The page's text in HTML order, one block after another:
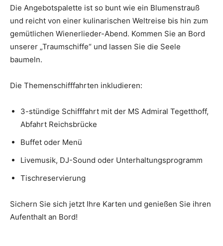
Die Angebotspalette ist so bunt wie ein Blumenstrauß
und reicht von einer kulinarischen Weltreise bis hin zum
gemütlichen Wienerlieder-Abend. Kommen Sie an Bord
unserer „Traumschiffe“ und lassen Sie die Seele
baumeln.
Die Themenschifffahrten inkludieren:
3-stündige Schifffahrt mit der MS Admiral Tegetthoff,
Abfahrt Reichsbrücke
Buffet oder Menü
Livemusik, DJ-Sound oder Unterhaltungsprogramm
Tischreservierung
Sichern Sie sich jetzt Ihre Karten und genießen Sie ihren
Aufenthalt an Bord!